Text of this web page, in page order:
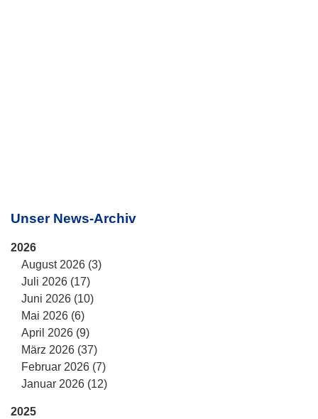
Unser News-Archiv
2026
August 2026 (3)
Juli 2026 (17)
Juni 2026 (10)
Mai 2026 (6)
April 2026 (9)
März 2026 (37)
Februar 2026 (7)
Januar 2026 (12)
2025